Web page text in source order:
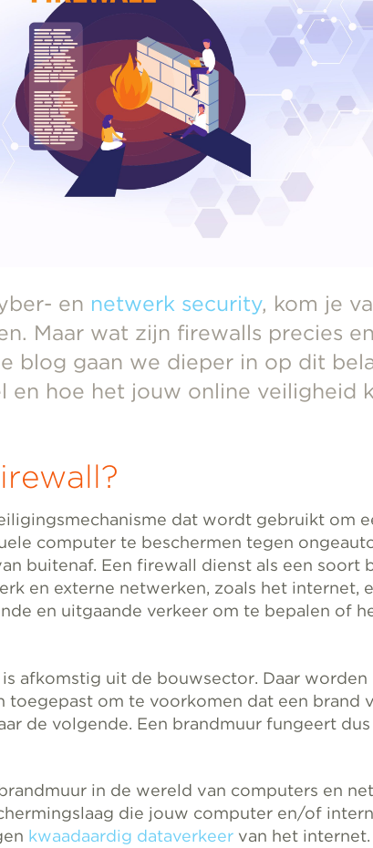
en netwerk security, kom je
Maar wat zijn firewalls precies
blog gaan we dieper in op dit
en hoe het jouw online veiligheid
dat wordt gebruikt om
computer te beschermen tegen
buitenaf. Een firewall dienst als een soort
en externe netwerken, zoals het internet,
en uitgaande verkeer om te bepalen of
afkomstig uit de bouwsector. Daar worden
toegepast om te voorkomen dat een brand
de volgende. Een brandmuur fungeert dus
in de wereld van computers en
die jouw computer en/of
kwaadaardig dataverkeer van het